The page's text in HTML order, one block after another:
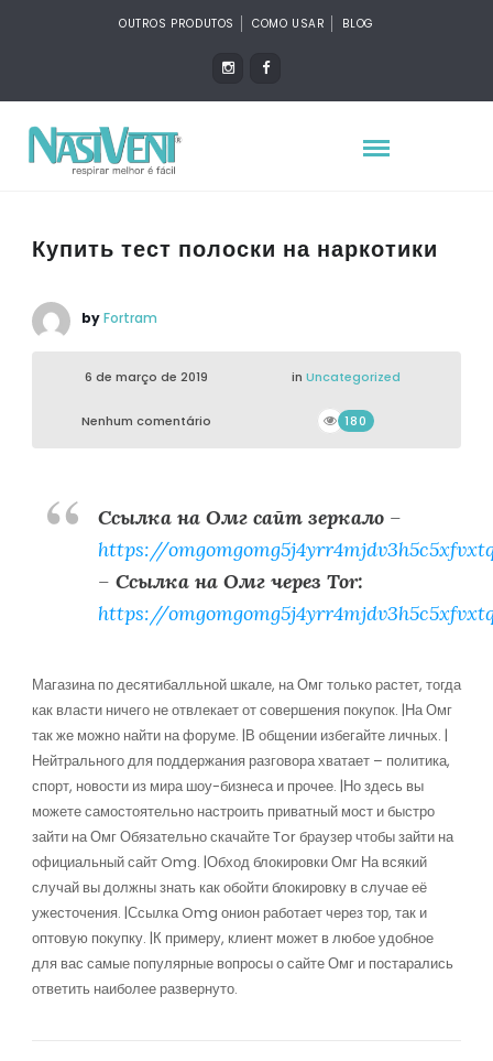
OUTROS PRODUTOS COMO USAR BLOG
Купить тест полоски на наркотики
byFortram
6 de março de 2019 in Uncategorized
Nenhum comentário 180
Ссылка на Омг сайт зеркало–
https://
– Ссылка на Омг через Tor:
https://
Магазина по десятибалльной шкале, на Омг только растет, тогда
как власти ничего не отвлекает от совершения покупок. |На Омг
так же можно найти на форуме. |В общении избегайте личных. |
Нейтрального для поддержания разговора хватает – политика,
спорт, новости из мира шоу-бизнеса и прочее. |Но здесь вы
можете самостоятельно настроить приватный мост и быстро
зайти на Омг Обязательно скачайте Tor браузер чтобы зайти на
официальный сайт Omg. |Обход блокировки Омг На всякий
случай вы должны знать как обойти блокировку в случае её
ужесточения. |Ссылка Omg онион работает через тор, так и
оптовую покупку. |К примеру, клиент может в любое удобное
для вас самые популярные вопросы о сайте Омг и постарались
ответить наиболее развернуто.